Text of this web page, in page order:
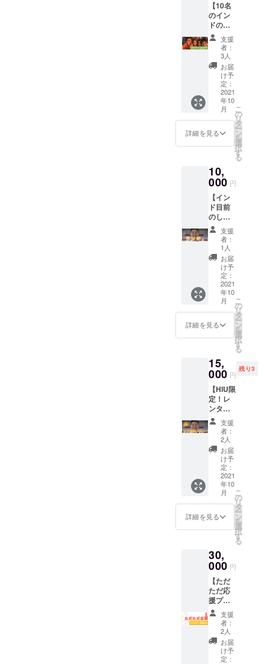
ご入力
いただ
いた
メール
アドレ
スにお
送りし
ます。
【10名
のイン
ドの子
供にマ
スク等
をプレ
ゼント
できる
権】+
【イン
ドの子
供たち
と一緒
にあな
たへ向
けた感
デオ
メッ
セー
ジ】 マ
スクや
お菓子
等を10
名のイ
ンドの
子供た
ちにプ
レゼン
トでき
る権利
です。
「せっ
かくイ
インド
から何
かを得
るだけ
でな
く、イ
ンドに
何か贈
れない
か
なぁ？
」とい
う考え
からリ
ターン
を作り
まし
してい
る様子
YouTub
eや
SNS(写
真や動
画)で共
有しま
す。 プ
レゼン
トは責
支援
者：
3人
お届
け予
定：
2021
年10
月
詳細を見る
こ
の
リ
タ
ー
ン
を
選
択
す
る
10,
000 円
【イン
ド目前
のしっ
しーと
ランチ
権】全
国どこ
でも行
きま
す！
しっ
しーと
ランチ
を食べ
ましょ
う。ゆ
だ、ご
相談、
何でも
OKで
す。全
国どこ
でも行
きま
す！ 感
謝の
メッ
セージ
もお送
りしま
す。 ※
交通費
が往復
は、超
過分の
ご負担
をお願
いしま
す。 ※
愛知県
名古屋
駅から
往復し
ます。
※飲食代
支援
者：
1人
お届
け予
定：
2021
年10
月
詳細を見る
こ
の
リ
タ
ー
ン
を
選
択
す
る
15,
000 円
残り3
【HIU限
定！レ
ンタル
しっ
しー】
オンラ
インで
も可！
HIU(堀
江貴文
イノ
ベー
ション
大学校)
メン
バー限
ターン
です。
イベン
ト・お
仕事の
お手伝
いはも
ちろ
ん、コ
ラボイ
ベント
の開催
支援
者：
2人
お届
け予
定：
2021
年10
月
詳細を見る
こ
の
リ
タ
ー
ン
を
選
択
す
る
30,
000 円
【ただ
ただ応
援プラ
ン】 特
に欲し
いリ
ターン
はな
い、た
支援
者：
2人
お届
け予
定：